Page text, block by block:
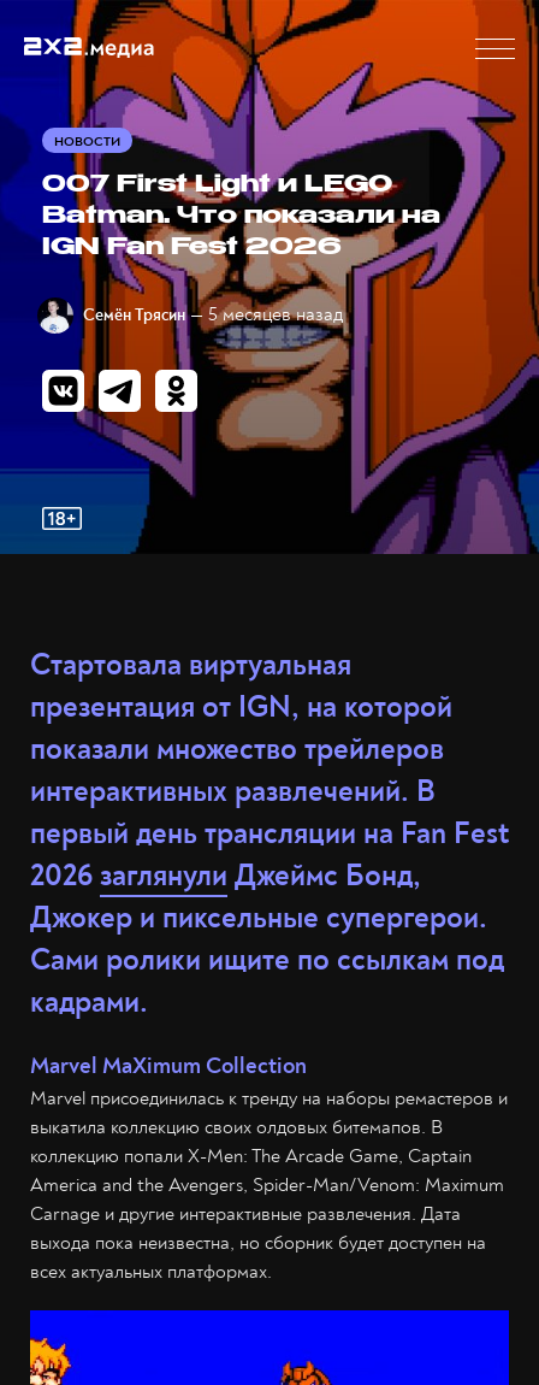
НОВОСТИ
007 First Light и LEGO
Batman. Что показали на
IGN Fan Fest 2026
Семён Трясин — 5 месяцев назад
Стартовала виртуальная
презентация от IGN, на которой
показали множество трейлеров
интерактивных развлечений. В
первый день трансляции на Fan Fest
2026заглянули Джеймс Бонд,
Джокер и пиксельные супергерои.
Сами ролики ищите по ссылкам под
кадрами.
Marvel MaXimum Collection
Marvel присоединилась к тренду на наборы ремастеров и
выкатила коллекцию своих олдовых битемапов. В
коллекцию попали X-Men: The Arcade Game, Captain
America and the Avengers, Spider-Man/Venom: Maximum
Carnage и другие интерактивные развлечения. Дата
выхода пока неизвестна, но сборник будет доступен на
всех актуальных платформах.